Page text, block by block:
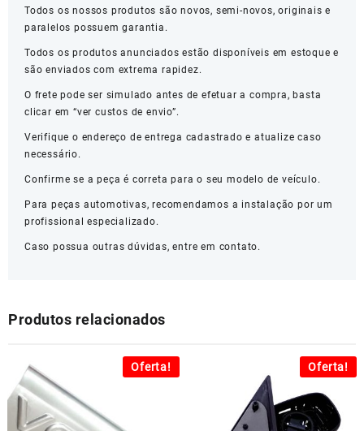
Todos os nossos produtos são novos, semi-novos, originais e
paralelos possuem garantia.
Todos os produtos anunciados estão disponíveis em estoque e
são enviados com extrema rapidez.
O frete pode ser simulado antes de efetuar a compra, basta
clicar em “ver custos de envio”.
Verifique o endereço de entrega cadastrado e atualize caso
necessário.
Confirme se a peça é correta para o seu modelo de veículo.
Para peças automotivas, recomendamos a instalação por um
profissional especializado.
Caso possua outras dúvidas, entre em contato.
Produtos relacionados
Oferta! Oferta!